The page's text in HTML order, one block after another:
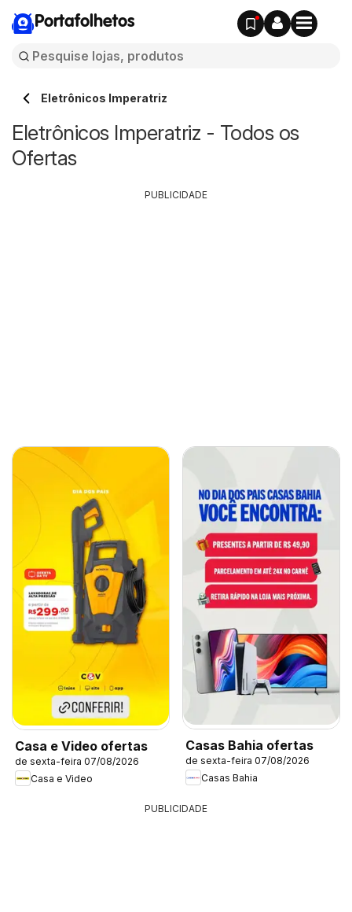
Portafolhetos
Eletrônicos Imperatriz
Eletrônicos Imperatriz - Todos os
Ofertas
Casa e Video ofertas
de sexta-feira 07/08/2026
Casa e Video
Casas Bahia ofertas
de sexta-feira 07/08/2026
Casas Bahia
PUBLICIDADE
PUBLICIDADE